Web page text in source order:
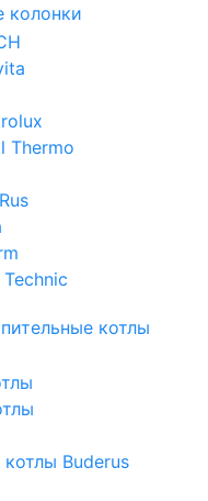
колонки
Thermo
котлы
Buderus